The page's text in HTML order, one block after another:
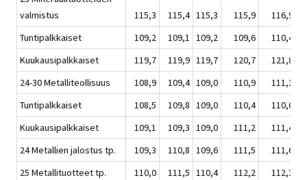
valmistus
115,3 115,4 115,3 115,9
116,9
Tuntipalkkaiset
109,2 109,1 109,2 109,6
110,4
Kuukausipalkkaiset
119,7 119,9 119,7 120,7
121,8
24-30 Metalliteollisuus
108,9 109,4 109,0 110,9
111,1
Tuntipalkkaiset
108,5 109,8 109,0 110,4
110,6
Kuukausipalkkaiset
109,1 109,3 109,0 111,2
111,4
24 Metallien jalostus tp.
109,3 110,8 109,6 111,5
111,6
25 Metallituotteet tp.
110,0 111,5 110,4 112,2
112,3